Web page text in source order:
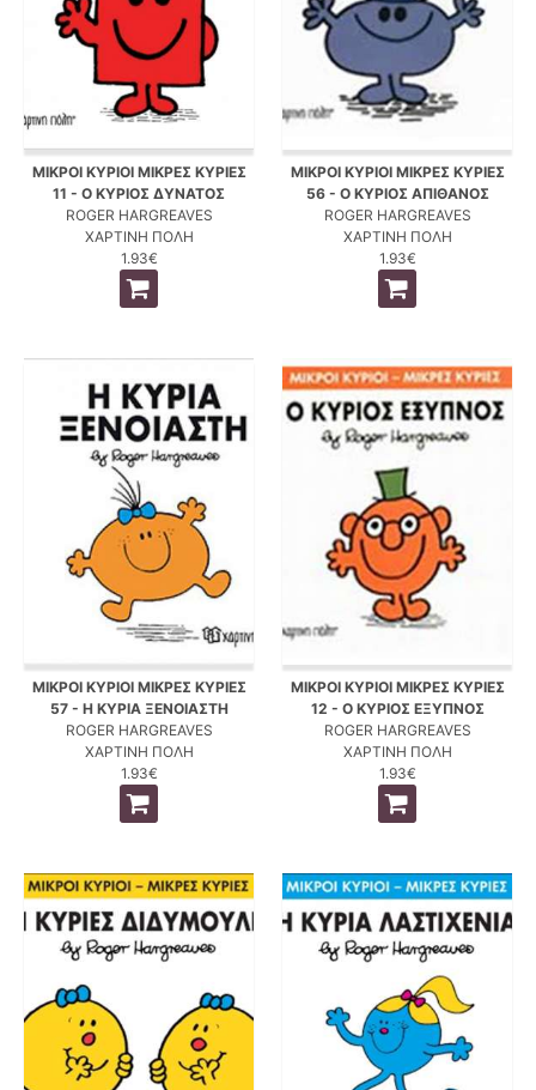
ΜΙΚΡΟΙ ΚΥΡΙΟΙ ΜΙΚΡΕΣ ΚΥΡΙΕΣ
11 - Ο ΚΥΡΙΟΣ ΔΥΝΑΤΟΣ
ROGER HARGREAVES
ΧΑΡΤΙΝΗ ΠΟΛΗ
1.93€
ΜΙΚΡΟΙ ΚΥΡΙΟΙ ΜΙΚΡΕΣ ΚΥΡΙΕΣ
56 - Ο ΚΥΡΙΟΣ ΑΠΙΘΑΝΟΣ
ROGER HARGREAVES
ΧΑΡΤΙΝΗ ΠΟΛΗ
1.93€
ΜΙΚΡΟΙ ΚΥΡΙΟΙ ΜΙΚΡΕΣ ΚΥΡΙΕΣ
57 - Η ΚΥΡΙΑ ΞΕΝΟΙΑΣΤΗ
ROGER HARGREAVES
ΧΑΡΤΙΝΗ ΠΟΛΗ
1.93€
ΜΙΚΡΟΙ ΚΥΡΙΟΙ ΜΙΚΡΕΣ ΚΥΡΙΕΣ
12 - Ο ΚΥΡΙΟΣ ΕΞΥΠΝΟΣ
ROGER HARGREAVES
ΧΑΡΤΙΝΗ ΠΟΛΗ
1.93€